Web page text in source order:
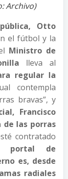
Archivo)
Otto
el fútbol y la
Ministro de
lleva al
regular la
contempla
bravas”, y
Francisco
de las porras
contratado
portal de
es, desde
radiales